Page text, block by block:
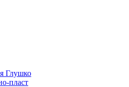
Глушко
пласт